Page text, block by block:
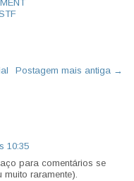
Postagem mais antiga →
10:35
para comentários se
raramente).